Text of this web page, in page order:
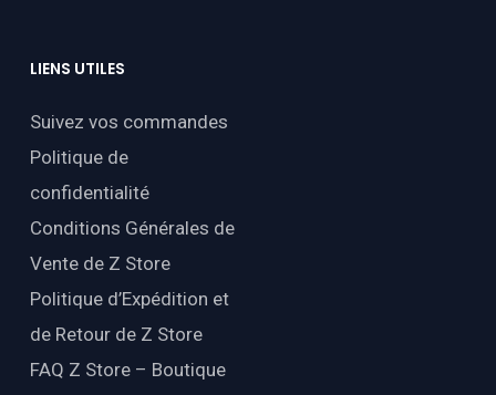
LIENS UTILES
Suivez vos commandes
Politique de
confidentialité
Conditions Générales de
Vente de Z Store
Politique d’Expédition et
de Retour de Z Store
FAQ Z Store – Boutique